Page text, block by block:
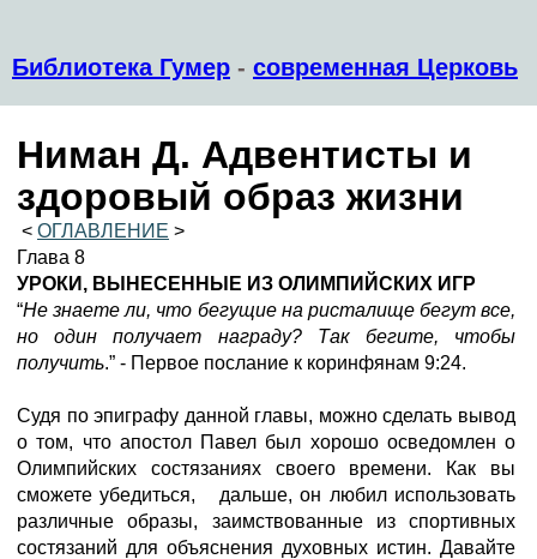
Библиотека Гумер - современная Церковь
Ниман Д. Адвентисты и
здоровый образ жизни
< ОГЛАВЛЕНИЕ >
Глава 8
УРОКИ, ВЫНЕСЕННЫЕ ИЗ ОЛИМПИЙСКИХ ИГР
“Не знаете ли, что бегущие на ристалище бегут все,
но один получает награду? Так бегите, чтобы
получить.” - Первое послание к коринфянам 9:24.
Судя по эпиграфу данной главы, можно сделать вывод
о том, что апостол Павел был хорошо осведомлен о
Олимпийских состязаниях своего времени. Как вы
сможете убедиться, дальше, он любил использовать
различные образы, заимствованные из спортивных
состязаний для объяснения духовных истин. Давайте